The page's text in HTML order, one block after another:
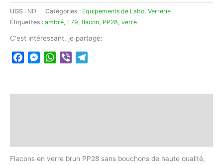
Flacons
en
verre
brun
sans
UGS : ND Catégories : Equipements de Labo, Verrerie
Étiquettes : ambré, F79, flacon, PP28, verre
C'est intéressant, je partage:
FacebookMessenger
WhatsApp
Viber
Flacons en verre brun PP28 sans bouchons de haute qualité,